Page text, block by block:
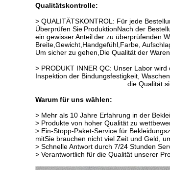
Qualitätskontrolle:
> QUALITÄTSKONTROL: Für jede
Überprüfen Sie ProduktionNach der
ein gewisser Anteilder zu überprüfenden
Breite Gewicht, Handgefühl, Farbe,
Um sicher zu gehen, Die Qualität der
> PRODUKT INNER QC: Unser Labor
Inspektion der Bindungsfestigkeit,
die Qualität
Warum für uns wählen:
> Mehr als 10 Jahre Erfahrung in der
> Produkte von hoher Qualität zu
> Ein-Stopp-Paket-Service für
mitSie brauchen nicht viel Zeit und Geld,
> Schnelle Antwort durch 7/24 Stunden
> Verantwortlich für die Qualität unserer